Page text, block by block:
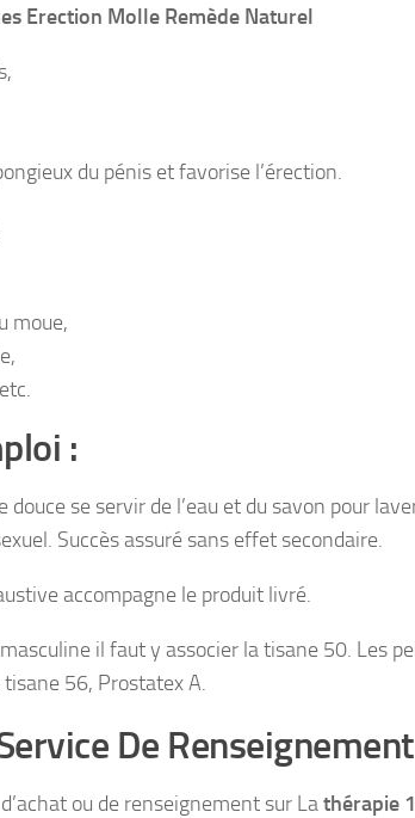
Erection Molle Remède Naturel
du pénis et favorise l’érection.
moue,
:
douce se servir de l’eau et du savon pour
Succès assuré sans effet secondaire.
accompagne le produit livré.
il faut y associer la tisane 50. Les
56, Prostatex A.
De Renseignement
ou de renseignement sur Lathérapie